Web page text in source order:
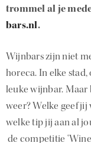
trommel al je
bars.nl.
Wijnbars zijn niet
horeca. In elke
leuke wijnbar.
weer? Welke geef
welke tip jij aan al
de competitie